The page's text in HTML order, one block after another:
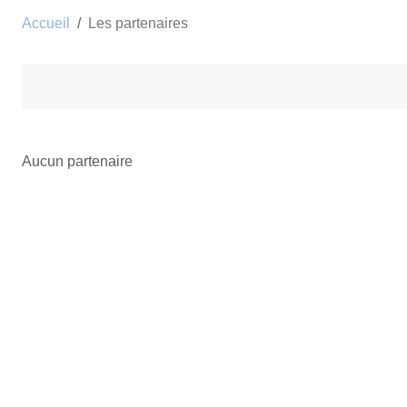
Accueil Les partenaires
Aucun partenaire